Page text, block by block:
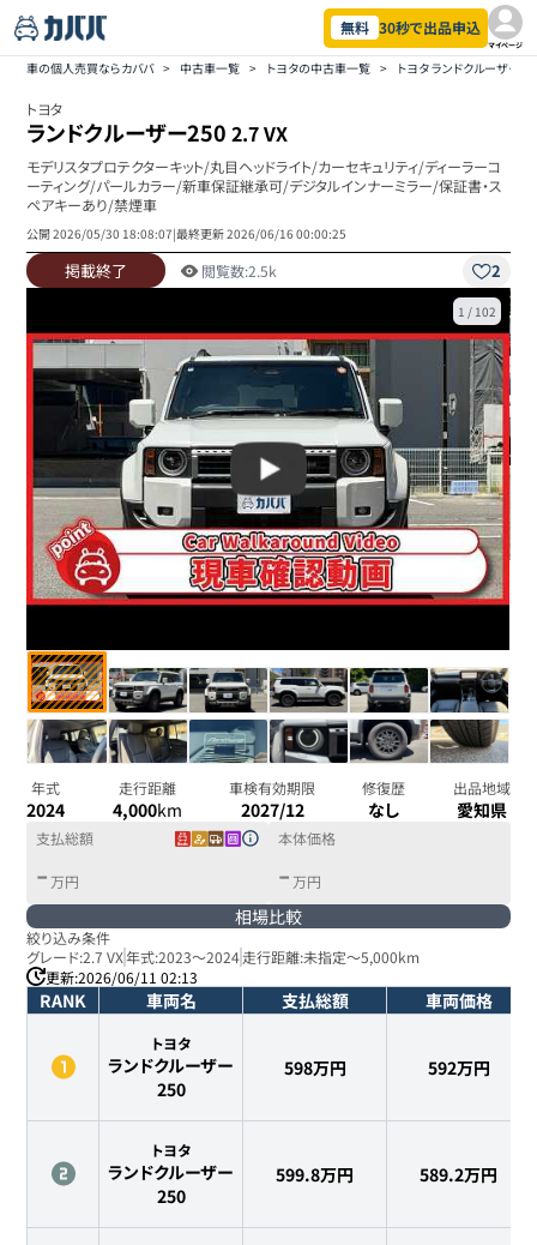
無料 30秒で出品申込
マイページ
車の個人売買ならカババ > 中古車一覧 > トヨタの中古車一覧 > トヨタ ランドクルーザー
トヨタ
ランドクルーザー250 2.7 VX
モデリスタプロテクターキット/丸目ヘッドライト/カーセキュリティ/ディーラーコ
ーティング/パールカラー/新車保証継承可/デジタルインナーミラー/保証書・ス
ペアキーあり/禁煙車
公開2026/05/30 18:08:07|最終更新2026/06/16 00:00:25
掲載終了 閲覧数:2.5k 2
1 / 102
年式
2024
走行距離
4,000km
車検有効期限
2027/12
修復歴
なし
出品地域
愛知県
支払総額
- 万円
本体価格
- 万円
相場比較
絞り込み条件
グレード:2.7 VX年式:2023～2024走行距離:未指定～5,000km
更新:2026/06/11 02:13
RANK 車両名 支払総額 車両価格
トヨタ
ランドクルーザー
250
598万円 592万円
トヨタ
ランドクルーザー
250
599.8万円 589.2万円